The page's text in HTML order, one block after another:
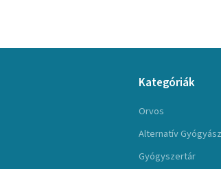
Kategóriák
Orvos
Alternatív
Gyógyszertár